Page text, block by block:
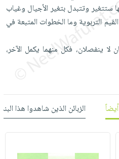
ستتغير وتتبدل بتغير الأجيال وغياب
التربوية وما الخطوات المتبعة في
لا ينفصلان، فكل منهما يكمل الآخر،
الزبائن الذين شاهدوا هذا